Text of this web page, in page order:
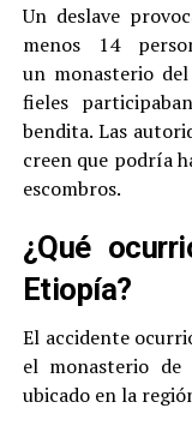
Un deslave
menos 14
un monasterio
fieles
bendita. Las
creen que podría
escombros.
¿Qué
Etiopía?
El accidente
el monasterio de
ubicado en la